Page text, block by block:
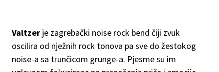
Valtzer je zagrebački noise rock bend čiji zvuk
oscilira od nježnih rock tonova pa sve do žestokog
noise-a sa trunčicom grunge-a. Pjesme su im